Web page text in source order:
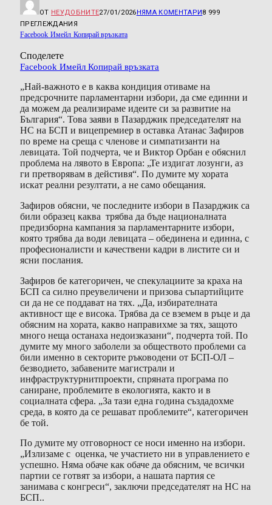
ОТ НЕУДОБНИТЕ27/01/2026НЯМА КОМЕНТАРИ8 999
ПРЕГЛЕЖДАНИЯ
Facebook Имейл Копирай връзката
Споделете
Facebook Имейл Копирай връзката
„Най-важното е в каква кондиция отиваме на
предсрочните парламентарни избори, да сме единни и
да можем да реализираме идеите си за развитие на
България“. Това заяви в Пазарджик председателят на
НС на БСП и вицепремиер в оставка Атанас Зафиров
по време на среща с членове и симпатизанти на
левицата. Той подчерта, че и Виктор Орбан е обяснил
проблема на лявото в Европа: „Те издигат лозунги, аз
ги претворявам в дейстивя“. По думите му хората
искат реални резултати, а не само обещания.
Зафиров обясни, че последните избори в Пазарджик са
били образец каква трябва да бъде националната
предизборна кампания за парламентарните избори,
която трябва да води левицата – обединена и единна, с
професионалисти и качествени кадри в листите си и
ясни послания.
Зафиров бе категоричен, че спекулациите за краха на
БСП са силно преувеличени и призова съпартийците
си да не се поддават на тях. „Да, избирателната
активност ще е висока. Трябва да се вземем в ръце и да
обясним на хората, какво направихме за тях, защото
много неща останаха недоизказани“, подчерта той. По
думите му много заболели за обществото проблеми са
били именно в секторите ръководени от БСП-ОЛ –
безводието, забавените магистрали и
инфраструктурнитпроекти, спряната програма по
саниране, проблемите в екологията, както и в
социалната сфера. „За тази една година създадохме
среда, в която да се решават проблемите“, категоричен
бе той.
По думите му отговорност се носи именно на избори.
„Излизаме с оценка, че участието ни в управлението е
успешно. Няма обаче как обаче да обясним, че всички
партии се готвят за избори, а нашата партия се
занимава с конгреси“, заключи председателят на НС на
БСП..